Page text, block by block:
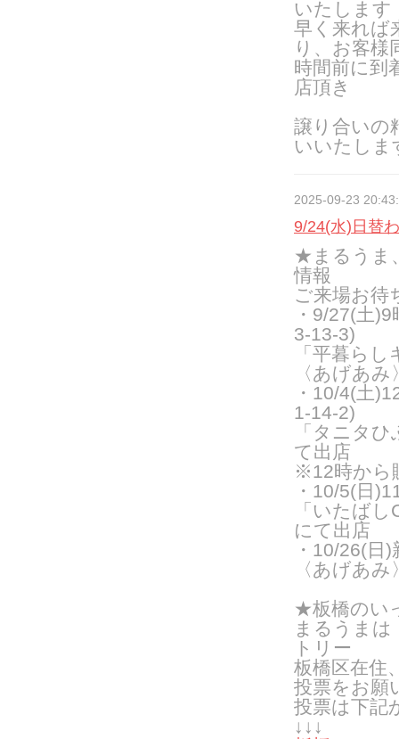
いたします
早く来れば
り、お客様
時間前に到
店頂き
譲り合いの
いいたしま
2025-09-23
9/24(水)日替
★まるうま
情報
ご来場お待
・ 9/27(土)9
3-13-3)
「平暮ら
〈あげあ
・10/4(土
1-14-2)
「タニタ
て出店
※12時から
・10/5(日
「いたば
にて出店
・10/26(日
〈あげあ
★板橋のい
まるうま
トリー
板橋区在住
投票をお願
投票は下記
↓↓↓